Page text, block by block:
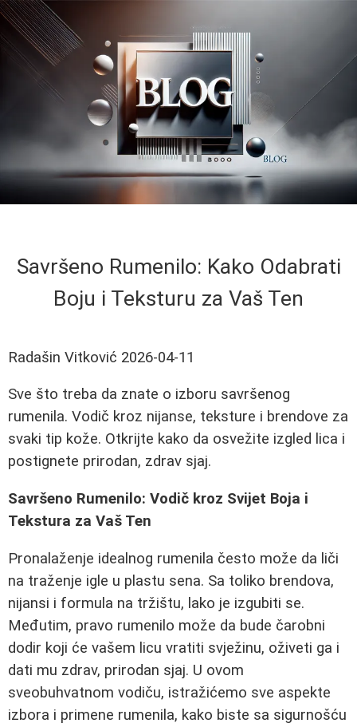
Savršeno Rumenilo: Kako Odabrati
Boju i Teksturu za Vaš Ten
Radašin Vitković 2026-04-11
Sve što treba da znate o izboru savršenog
rumenila. Vodič kroz nijanse, teksture i brendove za
svaki tip kože. Otkrijte kako da osvežite izgled lica i
postignete prirodan, zdrav sjaj.
Savršeno Rumenilo: Vodič kroz Svijet Boja i
Tekstura za Vaš Ten
Pronalaženje idealnog rumenila često može da liči
na traženje igle u plastu sena. Sa toliko brendova,
nijansi i formula na tržištu, lako je izgubiti se.
Međutim, pravo rumenilo može da bude čarobni
dodir koji će vašem licu vratiti svježinu, oživeti ga i
dati mu zdrav, prirodan sjaj. U ovom
sveobuhvatnom vodiču, istražićemo sve aspekte
izbora i primene rumenila, kako biste sa sigurnošću